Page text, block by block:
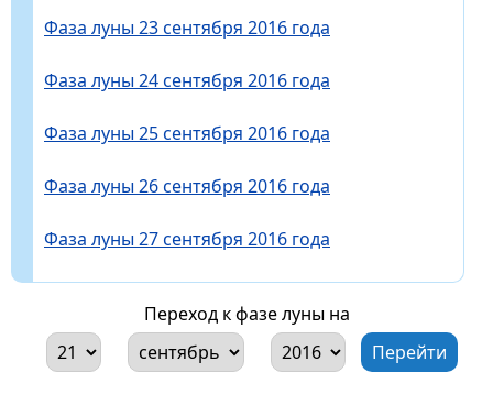
Фаза луны 23 сентября 2016 года
Фаза луны 24 сентября 2016 года
Фаза луны 25 сентября 2016 года
Фаза луны 26 сентября 2016 года
Фаза луны 27 сентября 2016 года
Переход к фазе луны на